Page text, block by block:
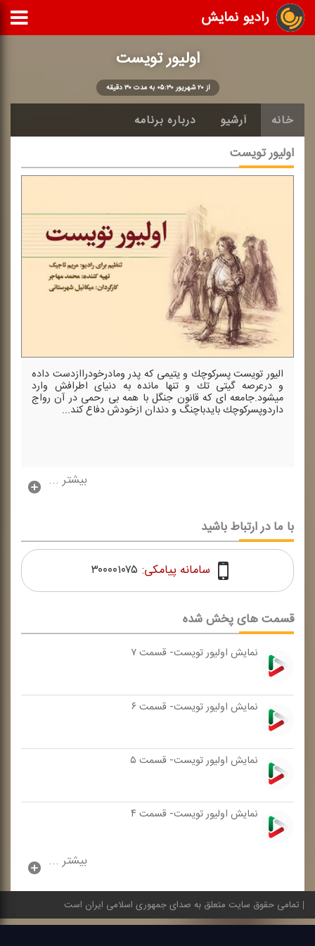
رادیو نمایش
اولیور تویست
از ۲۰ شهریور ۰۵:۳۰ به مدت ۳۰ دقیقه
خانه آرشیو درباره برنامه
اولیور تویست
الیور تویست پسركوچك و یتیمی كه پدر ومادرخودراازدست داده
و درعرصه گیتی تك و تنها مانده به دنیای اطرافش وارد
میشود.جامعه ای كه قانون جنگل با همه بی رحمی در آن رواج
داردوپسركوچك بایدباچنگ و دندان ازخودش دفاع كند...
بیشتر ...
قسمت های پخش شده
نمایش اولیور تویست- قسمت ۷
نمایش اولیور تویست- قسمت ۶
نمایش اولیور تویست- قسمت ۵
نمایش اولیور تویست- قسمت ۴
بیشتر ...
با ما در ارتباط باشید
سامانه پیامکی: ۳۰۰۰۰۱۰۷۵
تمامی حقوق سایت متعلق به صدای جمهوری اسلامی ایران است